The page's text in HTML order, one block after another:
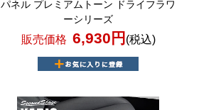
パネル プレミアムトーン ドライフラワ
ーシリーズ
販売価格 6,930円 (税込)